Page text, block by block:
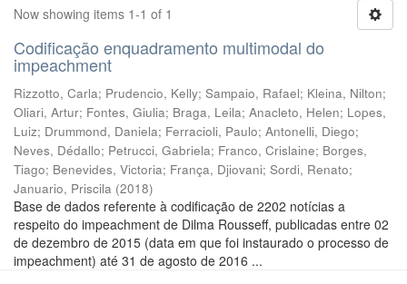
Now showing items 1-1 of 1
Codificação enquadramento multimodal do
impeachment
Rizzotto, Carla; Prudencio, Kelly; Sampaio, Rafael; Kleina, Nilton;
Oliari, Artur; Fontes, Giulia; Braga, Leila; Anacleto, Helen; Lopes,
Luiz; Drummond, Daniela; Ferracioli, Paulo; Antonelli, Diego;
Neves, Dédallo; Petrucci, Gabriela; Franco, Crislaine; Borges,
Tiago; Benevides, Victoria; França, Djiovani; Sordi, Renato;
Januario, Priscila (2018)
Base de dados referente à codificação de 2202 notícias a
respeito do impeachment de Dilma Rousseff, publicadas entre 02
de dezembro de 2015 (data em que foi instaurado o processo de
impeachment) até 31 de agosto de 2016 ...